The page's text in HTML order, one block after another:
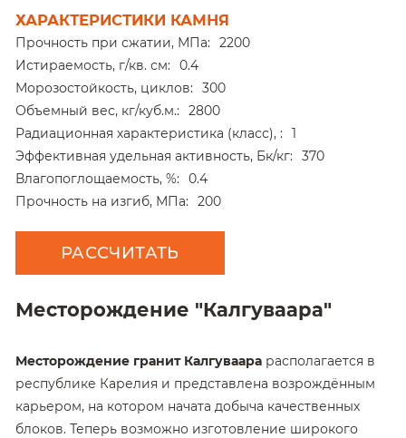
ХАРАКТЕРИСТИКИ КАМНЯ
Прочность при сжатии, МПа:
2200
Истираемость, г/кв. см:
0.4
Морозостойкость, циклов:
300
Объемный вес, кг/куб.м.:
2800
Радиационная характеристика (класс), :
1
Эффективная удельная активность, Бк/кг:
370
Влагопоглощаемость, %:
0.4
Прочность на изгиб, МПа:
200
РАССЧИТАТЬ
Месторождение "Калгуваара"
Месторождение гранит Калгуваара располагается в
республике Карелия и представлена возрождённым
карьером, на котором начата добыча качественных
блоков. Теперь возможно изготовление широкого